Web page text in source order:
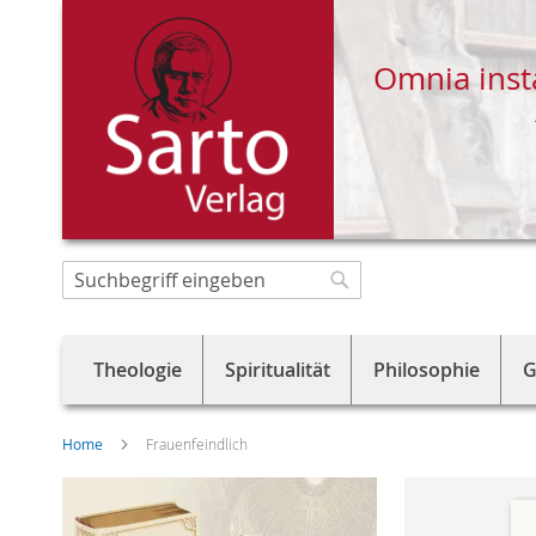
Direkt
zum
Omnia
Suche
Theologie Spiritualität Philosophie
Home Frauenfeindlich